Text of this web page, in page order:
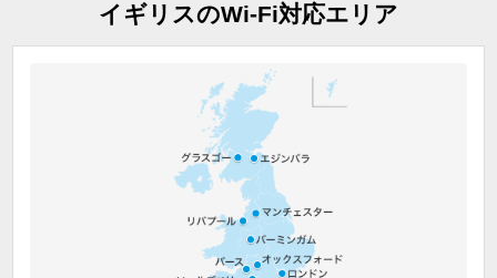
イギリスのWi-Fi対応エリア